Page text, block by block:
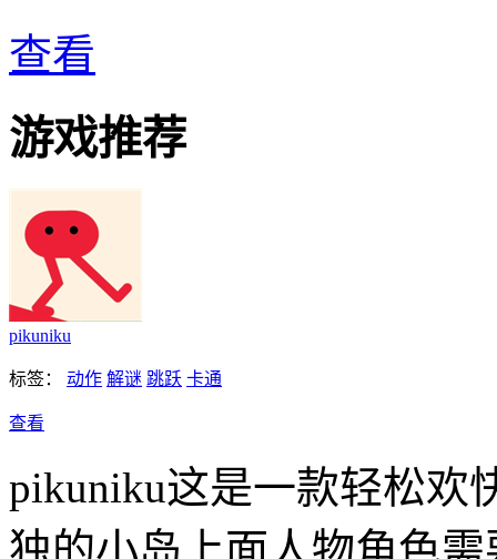
查看
游戏推荐
pikuniku
标签： 动作 解谜 跳跃 卡通
查看
pikuniku这是一款轻松欢